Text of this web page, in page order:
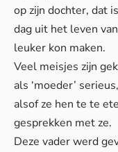
op zijn dochter, dat
dag uit het leven
leuker kon maken.
Veel meisjes zijn
als ‘moeder’
alsof ze hen te te
gesprekken met ze.
Deze vader werd